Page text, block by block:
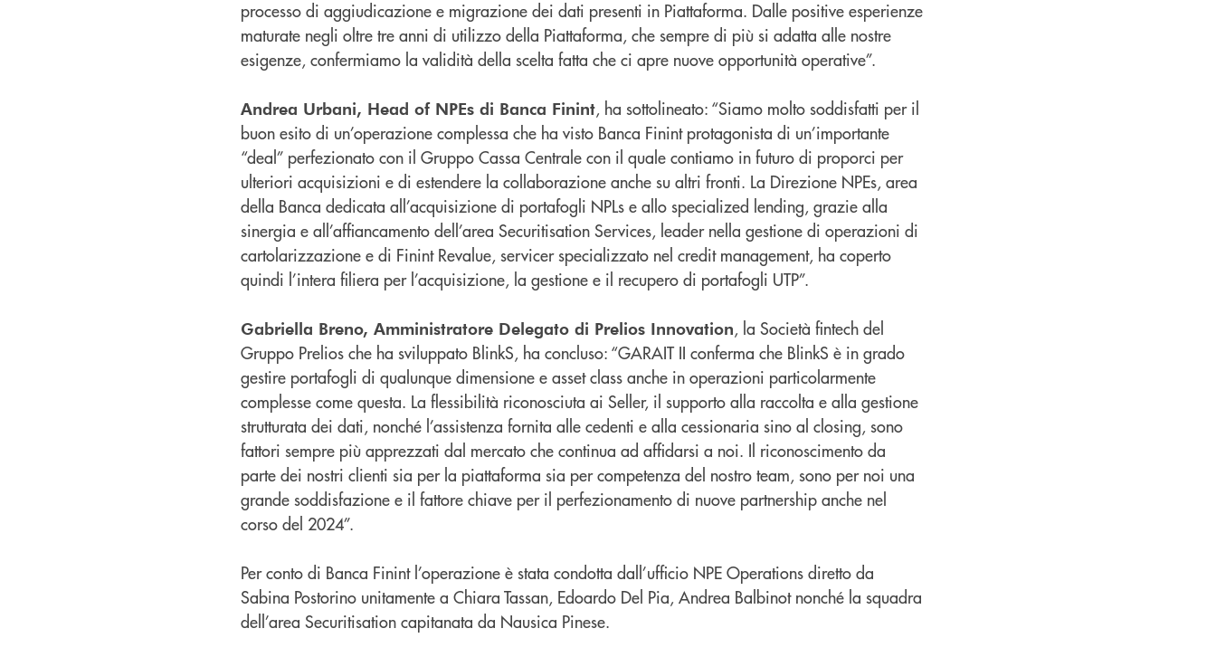
processo di aggiudicazione e migrazione dei dati presenti in Piattaforma. Dalle positive esperienze
maturate negli oltre tre anni di utilizzo della Piattaforma, che sempre di più si adatta alle nostre
esigenze, confermiamo la validità della scelta fatta che ci apre nuove opportunità operative”.
Andrea Urbani, Head of NPEs di Banca Finint, ha sottolineato: “Siamo molto soddisfatti per il
buon esito di un’operazione complessa che ha visto Banca Finint protagonista di un’importante
“deal” perfezionato con il Gruppo Cassa Centrale con il quale contiamo in futuro di proporci per
ulteriori acquisizioni e di estendere la collaborazione anche su altri fronti. La Direzione NPEs, area
della Banca dedicata all’acquisizione di portafogli NPLs e allo specialized lending, grazie alla
sinergia e all’affiancamento dell’area Securitisation Services, leader nella gestione di operazioni di
cartolarizzazione e di Finint Revalue, servicer specializzato nel credit management, ha coperto
quindi l’intera filiera per l’acquisizione, la gestione e il recupero di portafogli UTP”.
Gabriella Breno, Amministratore Delegato di Prelios Innovation, la Società fintech del
Gruppo Prelios che ha sviluppato BlinkS, ha concluso: “GARAIT II conferma che BlinkS è in grado
gestire portafogli di qualunque dimensione e asset class anche in operazioni particolarmente
complesse come questa. La flessibilità riconosciuta ai Seller, il supporto alla raccolta e alla gestione
strutturata dei dati, nonché l’assistenza fornita alle cedenti e alla cessionaria sino al closing, sono
fattori sempre più apprezzati dal mercato che continua ad affidarsi a noi. Il riconoscimento da
parte dei nostri clienti sia per la piattaforma sia per competenza del nostro team, sono per noi una
grande soddisfazione e il fattore chiave per il perfezionamento di nuove partnership anche nel
corso del 2024”.
Per conto di Banca Finint l’operazione è stata condotta dall’ufficio NPE Operations diretto da
Sabina Postorino unitamente a Chiara Tassan, Edoardo Del Pia, Andrea Balbinot nonché la squadra
dell’area Securitisation capitanata da Nausica Pinese.